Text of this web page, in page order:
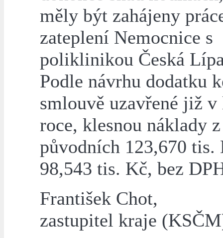
měly být zahájeny
zateplení Nemocnice s
poliklinikou Česká
Podle návrhu dodatku
smlouvě uzavřené již v
roce, klesnou náklady z
původních 123,670 tis.
98,543 tis. Kč, bez
František Chot,
zastupitel kraje